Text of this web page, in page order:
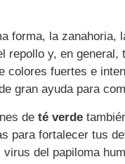
forma, la zanahoria,
repollo y, en general,
colores fuertes e
gran ayuda para
de té verde
para fortalecer tus
del papiloma